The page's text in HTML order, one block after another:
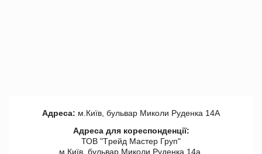
Адреса: м.Київ, бульвар Миколи Руденка 14А
Адреса для кореспонденції:
ТОВ "Tрейд Мастер Груп"
м.Київ, бульвар Миколи Руденка 14а,